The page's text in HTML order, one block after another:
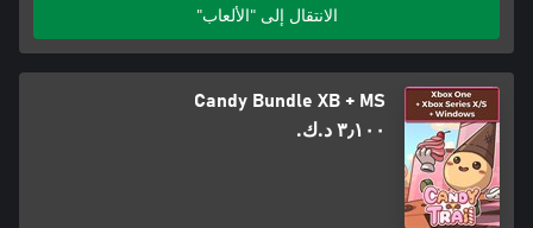
الانتقال إلى "الألعاب"
Candy Bundle XB + MS
٣٫١٠٠ د.ك.‏